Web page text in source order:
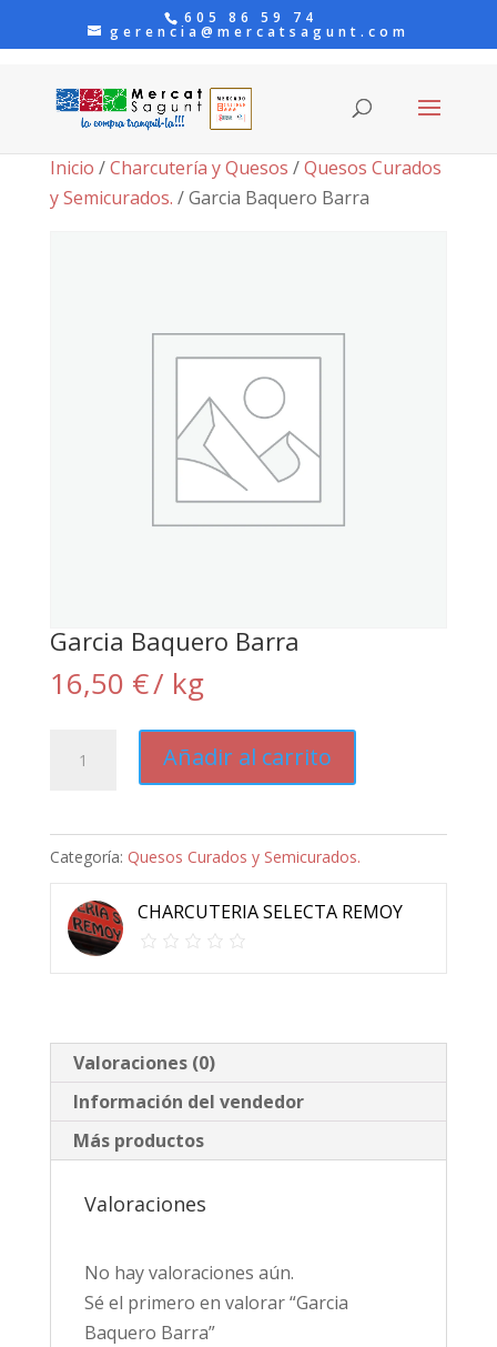
605 86 59 74
gerencia@mercatsagunt.com
Inicio /Charcutería y Quesos /Quesos Curados
y Semicurados. / Garcia Baquero Barra
Garcia Baquero Barra
16,50 €/ kg
Baquero
cantidad
Añadir al carrito
Categoría: Quesos Curados y Semicurados.
CHARCUTERIA SELECTA REMOY
Valoraciones (0)
Información del vendedor
Más productos
Valoraciones
No hay valoraciones aún.
Sé el primero en valorar “Garcia
Baquero Barra”